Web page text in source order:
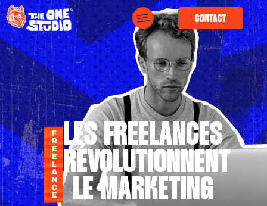
CONTACT
F
R
E
E
L
A
N
C
E
LES FREELANCES
RÉVOLUTIONNENT
LE MARKETING